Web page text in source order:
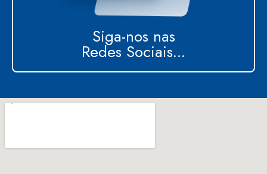
Siga-nos nas
Redes Sociais...